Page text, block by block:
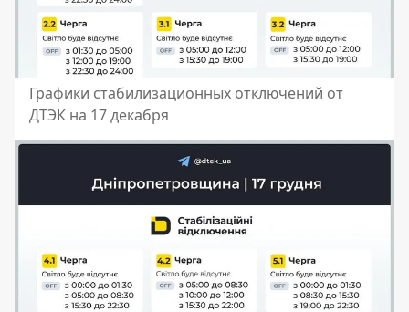
Графики стабилизационных отключений от
ДТЭК на 17 декабря